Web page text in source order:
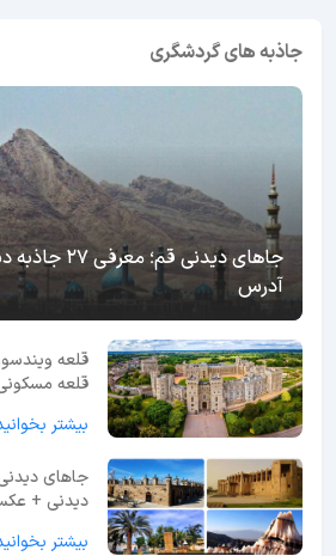
جاذبه های گردشگری
جاهای دیدنی
آدرس
قلعه
قلعه
بیشتر
دیدنی +
بیشتر